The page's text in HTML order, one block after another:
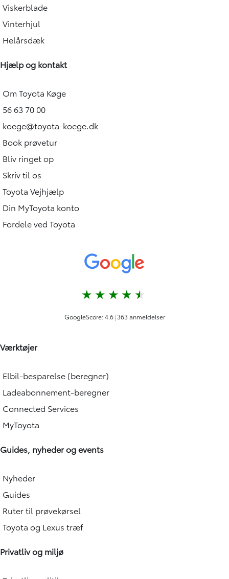
Viskerblade
Vinterhjul
Helårsdæk
Hjælp og kontakt
Om Toyota Køge
56 63 70 00
koege@toyota-koege.dk
Book prøvetur
Bliv ringet op
Skriv til os
Toyota Vejhjælp
Din MyToyota konto
Fordele ved Toyota
Værktøjer
Elbil-besparelse (beregner)
Ladeabonnement-beregner
Connected Services
MyToyota
Guides, nyheder og events
Nyheder
Guides
Ruter til prøvekørsel
Toyota og Lexus træf
Privatliv og miljø